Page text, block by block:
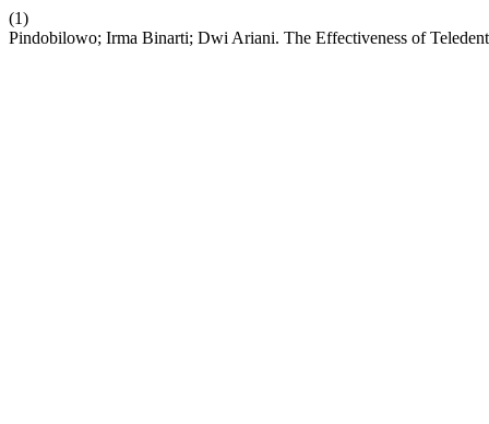
(1)
Pindobilowo; Irma Binarti; Dwi Ariani. The Effectiveness of